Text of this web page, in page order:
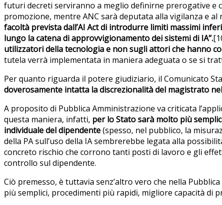
futuri decreti serviranno a meglio definirne prerogative e
promozione, mentre ANC sarà deputata alla vigilanza e
facoltà prevista dall’AI Act di introdurre limiti massimi
lungo la catena di approvvigionamento dei sistemi di IA”.
utilizzatori della tecnologia e non sugli attori che hanno
tutela verrà implementata in maniera adeguata o se si
Per quanto riguarda il potere giudiziario, il Comunicato
doverosamente intatta la discrezionalità del magistrato
A proposito di Pubblica Amministrazione va criticata
questa maniera, infatti, per lo Stato sarà molto più
individuale del dipendente(spesso, nel pubblico, la
della PA sull’uso della IA sembrerebbe legata alla
concreto rischio che corrono tanti posti di lavoro e gli
controllo sul dipendente.
Ciò premesso, è tuttavia senz’altro vero che nella
più semplici, procedimenti più rapidi, migliore capacità di